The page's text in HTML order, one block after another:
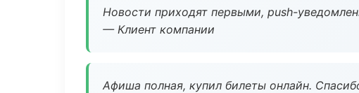
Новости приходят первыми, push-
— Клиент компании
Афиша полная, купил билеты онлайн.